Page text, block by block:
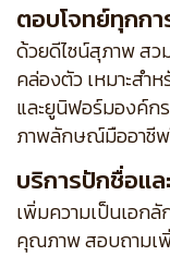
ตอบโจทย์ทุกกา
ด้วยดีไซน์สุภาพ สว
คล่องตัว เหมาะสำ
และยูนิฟอร์มองค์ก
ภาพลักษณ์มืออาชีพ
บริการปักชื่อแล
เพิ่มความเป็นเอก
คุณภาพ สอบถามเ